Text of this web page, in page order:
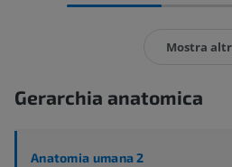
Mostra
Gerarchia anatomica
Anatomia umana 2